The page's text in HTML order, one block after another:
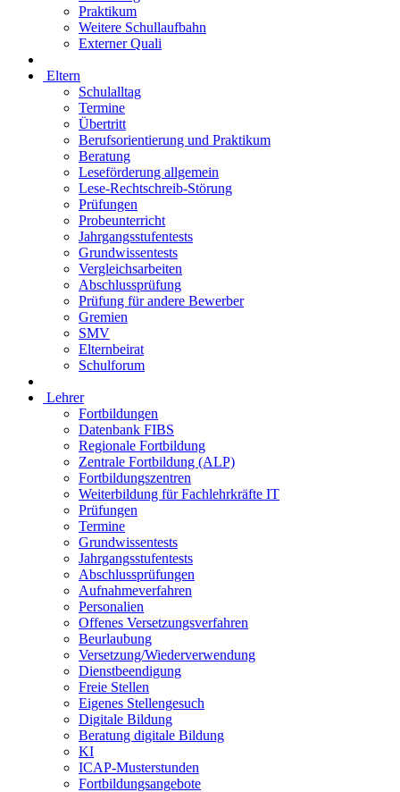
Praktikum
Weitere Schullaufbahn
Externer Quali
Eltern
Schulalltag
Termine
Übertritt
Berufsorientierung und Praktikum
Beratung
Leseförderung allgemein
Lese-Rechtschreib-Störung
Prüfungen
Probeunterricht
Jahrgangsstufentests
Grundwissentests
Vergleichsarbeiten
Abschlussprüfung
Prüfung für andere Bewerber
Gremien
SMV
Elternbeirat
Schulforum
Lehrer
Fortbildungen
Datenbank FIBS
Regionale Fortbildung
Zentrale Fortbildung (ALP)
Fortbildungszentren
Weiterbildung für Fachlehrkräfte IT
Prüfungen
Termine
Grundwissentests
Jahrgangsstufentests
Abschlussprüfungen
Aufnahmeverfahren
Personalien
Offenes Versetzungsverfahren
Beurlaubung
Versetzung/Wiederverwendung
Dienstbeendigung
Freie Stellen
Eigenes Stellengesuch
Digitale Bildung
Beratung digitale Bildung
KI
ICAP-Musterstunden
Fortbildungsangebote